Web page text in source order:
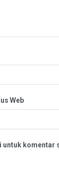
Web
untuk komentar